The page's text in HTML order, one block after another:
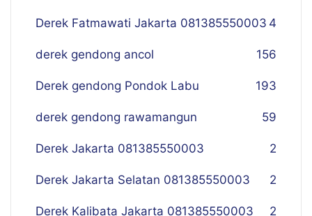
Derek Fatmawati Jakarta 081385550003 4
derek gendong ancol 156
Derek gendong Pondok Labu 193
derek gendong rawamangun 59
Derek Jakarta 081385550003 2
Derek Jakarta Selatan 081385550003 2
Derek Kalibata Jakarta 081385550003 2